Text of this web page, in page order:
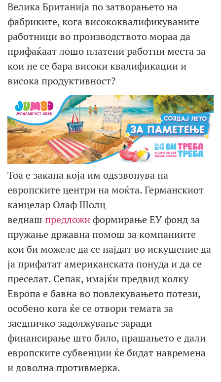
Велика Британија по затворањето на
фабриките, кога висококвалификуваните
работници во производството мораа да
прифаќаат лошо платени работни места за
кои не се бара високи квалификации и
висока продуктивност?
Тоа е закана која им одѕзвонува на
европските центри на моќта. Германскиот
канцелар Олаф Шолц
веднаш предложиформирање ЕУ фонд за
пружање државна помош за компаниите
кои би можеле да се најдат во искушение да
ја прифатат американската понуда и да се
преселат. Сепак, имајќи предвид колку
Европа е бавна во повлекувањето потези,
особено кога ќе се отвори темата за
заедничко задолжување заради
финансирање што било, прашањето е дали
европските субвенции ќе бидат навремена
и доволна противмерка.